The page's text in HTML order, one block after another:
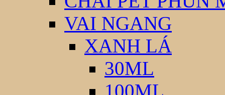
VAI NGANG
XANH LÁ
30ML